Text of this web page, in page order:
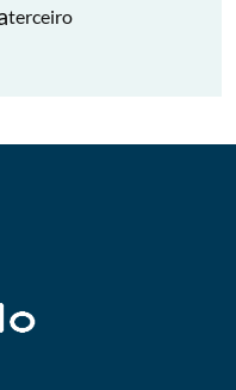
terceiro